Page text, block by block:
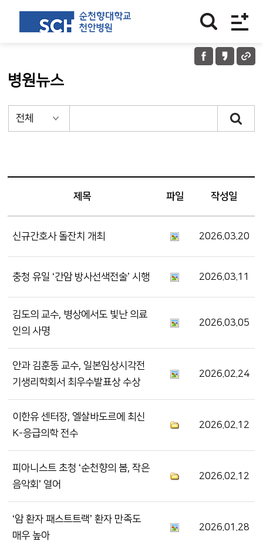
병원뉴스
제목 파일 작성일
신규간호사 돌잔치 개최 2026.03.20
충청 유일 ‘간암 방사선색전술’ 시행 2026.03.11
김도의 교수, 병상에서도 빛난 의료
인의 사명
2026.03.05
안과 김훈동 교수, 일본임상시각전
기생리학회서 최우수발표상 수상
2026.02.24
이한유 센터장, 엘살바도르에 최신
K-응급의학 전수
2026.02.12
피아니스트 초청 ‘순천향의 봄, 작은
음악회’ 열어
2026.02.12
‘암 환자 패스트트랙’ 환자 만족도
매우 높아
2026.01.28